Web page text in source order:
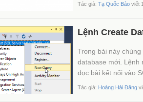
Tác giả: Tạ Quốc Bảo viết
Lệnh Create
Trong bài này
database mới. Lệnh
đọc bài kết nối vào
Tác giả: Hoàng Hải Đăng